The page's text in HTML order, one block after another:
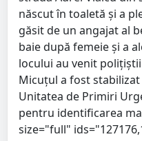
născut în toaletă și a
găsit de un angajat al
baie după femeie și a
locului au venit
Micuțul a fost
Unitatea de Primiri
pentru identificarea
size="full"